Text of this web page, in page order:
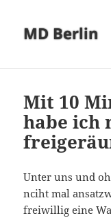
MD Berlin
Mit 10
habe ich
Unter uns und
nciht mal
freiwillig eine